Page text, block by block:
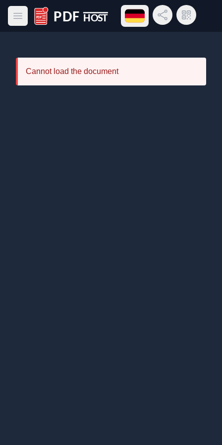
Hauptmenü öffnen
PDF Host
Sprachmenü öffnen
Link teilenQR-Code
Cannot load the document